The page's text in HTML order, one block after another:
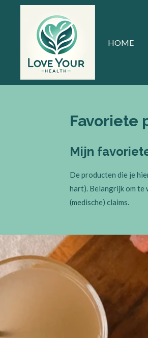
hoofdinhoud
HOME
Favoriete
Mijn
De producten die je
hart). Belangrijk om te
(medische) claims.